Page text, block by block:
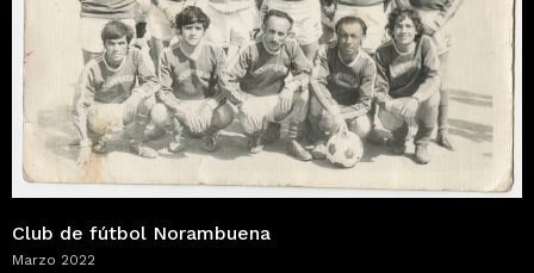
Club de fútbol Norambuena
Marzo 2022